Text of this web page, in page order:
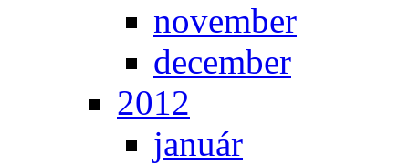
no­vem­ber
de­cem­ber
2012
ja­nu­ár